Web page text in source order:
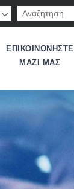

ΕΠΙΚΟΙΝΩΝΉΣΤΕ
ΜΑΖΊ ΜΑΣ